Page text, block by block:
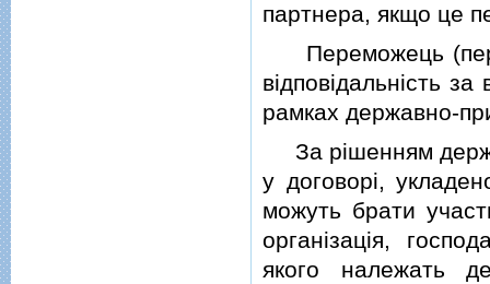
партнера, якщо це
Переможець
вiдповiдальнiсть за
рамках державно-
За рiшенням
у договорi,
можуть брати
органiзацiя,
якого належать